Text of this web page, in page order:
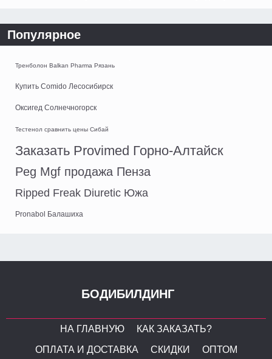
Популярное
Тренболон Balkan Pharma Рязань
Купить Comido Лесосибирск
Оксигед Солнечногорск
Тестенол сравнить цены Сибай
Заказать Provimed Горно-Алтайск
Peg Mgf продажа Пенза
Ripped Freak Diuretic Южа
Pronabol Балашиха
БОДИБИЛДИНГ
НА ГЛАВНУЮ
КАК ЗАКАЗАТЬ?
ОПЛАТА И ДОСТАВКА
СКИДКИ ОПТОМ